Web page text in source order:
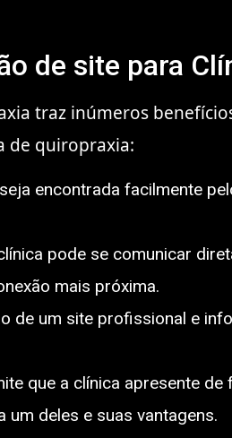
de site para
traz inúmeros
de quiropraxia:
encontrada facilmente
pode se comunicar
mais próxima.
de um site profissional e
que a clínica apresente
deles e suas vantagens.